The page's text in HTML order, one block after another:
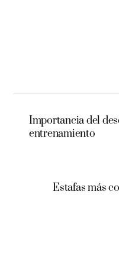
Importancia del
entrenamiento
Estafas más